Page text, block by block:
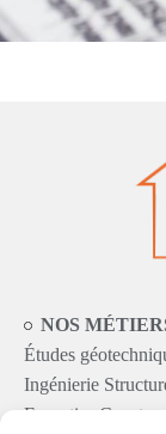
NOS
Études
Ingénierie
Expertise